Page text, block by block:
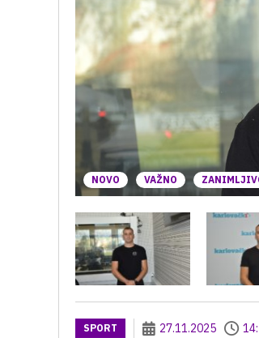
NOVO VAŽNO
SPORT 27.11.2025